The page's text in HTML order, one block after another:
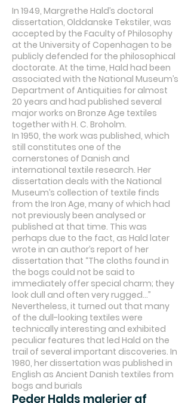
In 1949, Margrethe Hald’s doctoral
dissertation, Olddanske Tekstiler, was
accepted by the Faculty of Philosophy
at the University of Copenhagen to be
publicly defended for the philosophical
doctorate. At the time, Hald had been
associated with the National Museum’s
Department of Antiquities for almost
20 years and had published several
major works on Bronze Age textiles
together with H. C. Broholm.
In 1950, the work was published, which
still constitutes one of the
cornerstones of Danish and
international textile research. Her
dissertation deals with the National
Museum’s collection of textile finds
from the Iron Age, many of which had
not previously been analysed or
published at that time. This was
perhaps due to the fact, as Hald later
wrote in an author’s report of her
dissertation that “The cloths found in
the bogs could not be said to
immediately offer special charm; they
look dull and often very rugged…”
Nevertheless, it turned out that many
of the dull-looking textiles were
technically interesting and exhibited
peculiar features that led Hald on the
trail of several important discoveries. In
1980, her dissertation was published in
English as Ancient Danish textiles from
bogs and burials
Peder Halds malerier af